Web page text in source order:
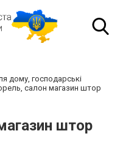
дому, господарські
салон магазин штор
штор